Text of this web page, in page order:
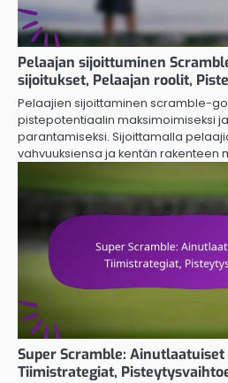
Pelaajan sijoittuminen
sijoitukset, Pelaajan roolit,
Pelaajien sijoittaminen scramble-
pistepotentiaalin maksimoimiseksi
parantamiseksi. Sijoittamalla
vahvuuksiensa ja kentän rakenteen
Super Scramble: Ainutlaatuiset
Tiimistrategiat,